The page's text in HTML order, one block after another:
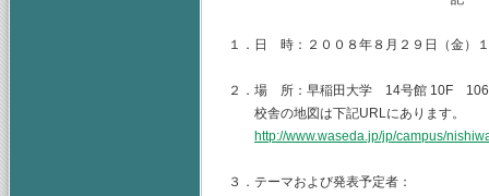
１．日 時：２００８年８月２９日（金
２．場 所：早稲田大学 14号館 10F
校舎の地図は下記URLにあります。
http://www.waseda.jp/jp/campus/
３．テーマおよび発表予定者：